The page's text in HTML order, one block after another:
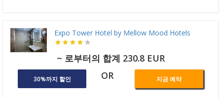
Expo Tower Hotel by Mellow Mood Hotels
~ 로부터의 합계 230.8 EUR
30%까지 할인 OR 지금 예약